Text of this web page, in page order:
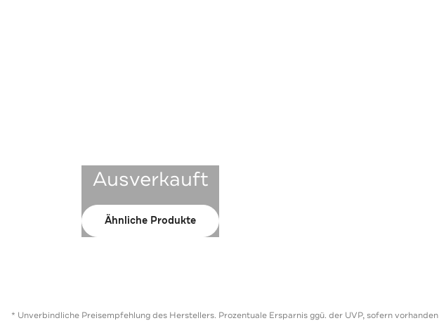
Ausverkauft
Ähnliche Produkte
* Unverbindliche Preisempfehlung des Herstellers. Prozentuale Ersparnis ggü. der UVP, sofern vorhanden